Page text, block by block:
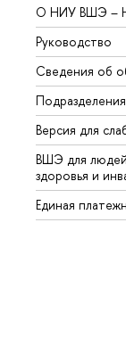
О НИУ ВШЭ –
Руководство
Сведения об
Подразделения
Версия для
ВШЭ для
здоровья и
Единая